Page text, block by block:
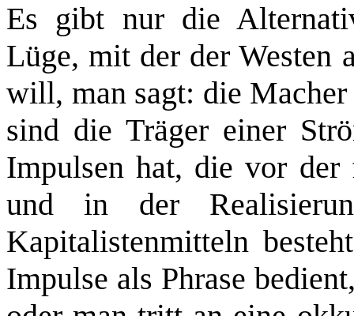
Es gibt nur die
Lüge, mit der der Westen
will, man sagt: die Macher
sind die Träger einer
Impulsen hat, die vor der
und in der
Kapitalistenmitteln
Impulse als Phrase